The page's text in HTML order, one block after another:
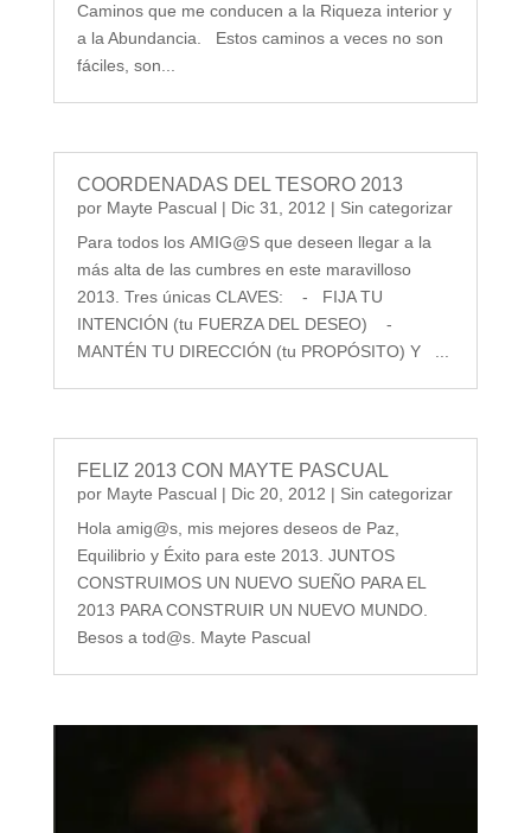
Caminos que me conducen a la Riqueza interior y
a la Abundancia. Estos caminos a veces no son
fáciles, son...
COORDENADAS DEL TESORO 2013
por Mayte Pascual| Dic 31, 2012 | Sin categorizar
Para todos los AMIG@S que deseen llegar a la
más alta de las cumbres en este maravilloso
2013. Tres únicas CLAVES: - FIJA TU
INTENCIÓN (tu FUERZA DEL DESEO) -
MANTÉN TU DIRECCIÓN (tu PROPÓSITO) Y ...
FELIZ 2013 CON MAYTE PASCUAL
por Mayte Pascual| Dic 20, 2012 | Sin categorizar
Hola amig@s, mis mejores deseos de Paz,
Equilibrio y Éxito para este 2013. JUNTOS
CONSTRUIMOS UN NUEVO SUEÑO PARA EL
2013 PARA CONSTRUIR UN NUEVO MUNDO.
Besos a tod@s. Mayte Pascual